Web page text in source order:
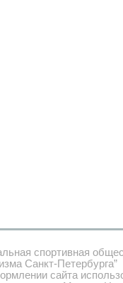
спортивная
Санкт-Петербурга”
сайта